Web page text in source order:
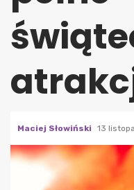
Maciej Słowiński 13